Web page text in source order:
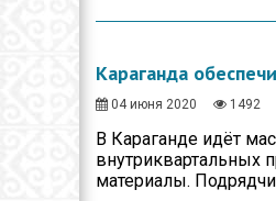
Караганда
04 июня 2020 1492
В Караганде идёт
внутриквартальных
материалы.